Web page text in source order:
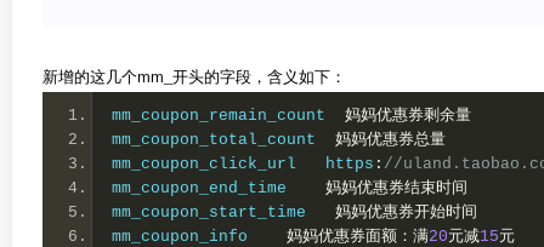
新增的这几个mm_开头的字段，含义如下：
mm_coupon_remain_count 妈妈优惠券剩余量
mm_coupon_total_count 妈妈优惠券总量
mm_coupon_click_url   https : //
mm_coupon_end_time 妈妈优惠券结束时间
mm_coupon_start_time 妈妈优惠券开始时间
mm_coupon_info 妈妈优惠券面额：满20元减15元